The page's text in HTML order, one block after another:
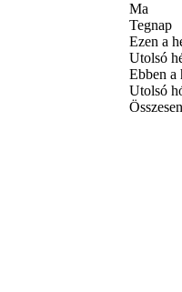
Ma
Tegnap
Ezen a
Utolsó
Ebben a
Utolsó
Összesen